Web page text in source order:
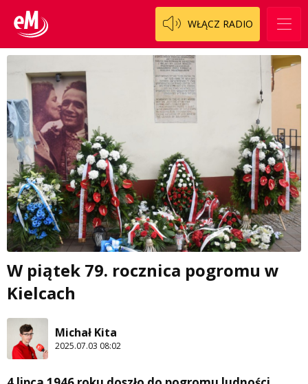
WŁĄCZ RADIO
W piątek 79. rocznica pogromu w
Kielcach
Michał Kita
2025.07.03 08:02